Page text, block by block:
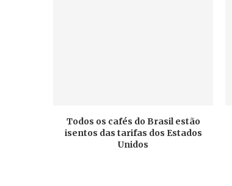
Todos os cafés do Brasil estão
isentos das tarifas dos Estados
Unidos